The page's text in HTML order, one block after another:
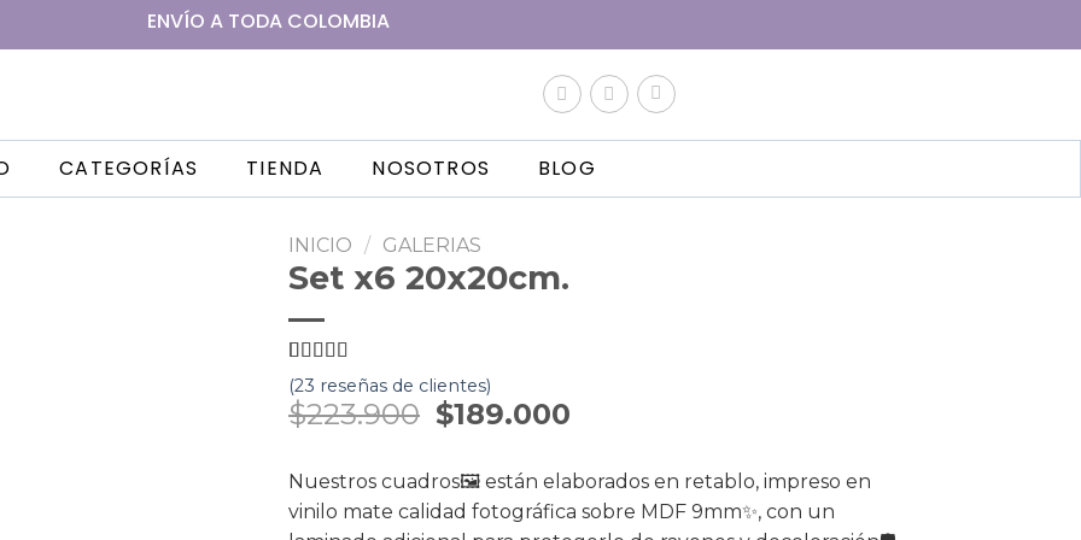
ENVÍO A TODA COLOMBIA
CATEGORÍAS TIENDA NOSOTROS BLOG
INICIO / GALERIAS
Set x6 20x20cm.
5de
5
basado
en
23
valoración
(23 reseñas de clientes)
$223.900 $189.000
Nuestros cuadros🖼️ están elaborados en retablo, impreso en
vinilo mate calidad fotográfica sobre MDF 9mm✨, con un